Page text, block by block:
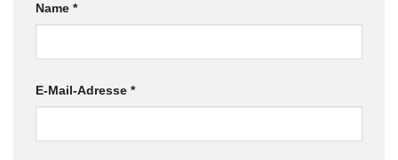
Name *
E-Mail-Adresse *